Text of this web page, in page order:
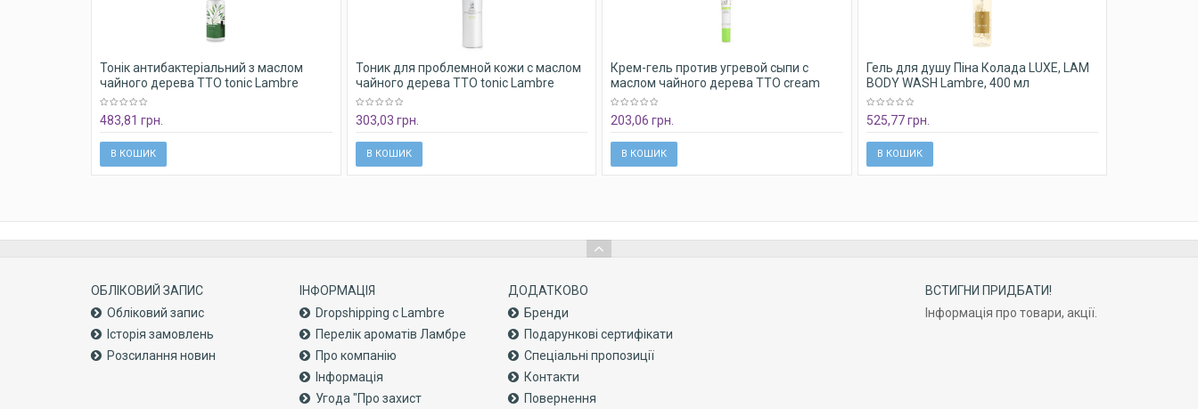
Тонік антибактеріальний з маслом
чайного дерева TTO tonic Lambre
250мл
483,81 грн.
В КОШИК
Тоник для проблемной кожи с маслом
чайного дерева ТТО tonic Lambre
303,03 грн.
В КОШИК
Крем-гель против угревой сыпи с
маслом чайного дерева TTO cream
Lambre
203,06 грн.
В КОШИК
Гель для душу Піна Колада LUXE, LAM
BODY WASH Lambre, 400 мл
525,77 грн.
В КОШИК
ОБЛІКОВИЙ ЗАПИС
Обліковий запис
Історія замовлень
Розсилання новин
ІНФОРМАЦІЯ
Dropshipping с Lambre
Перелік ароматів Ламбре
Про компанiю
Інформація
Угода "Про захист
ДОДАТКОВО
Бренди
Подарункові сертифікати
Спеціальні пропозиції
Контакти
Повернення
ВСТИГНИ ПРИДБАТИ!
Інформація про товари, акції.